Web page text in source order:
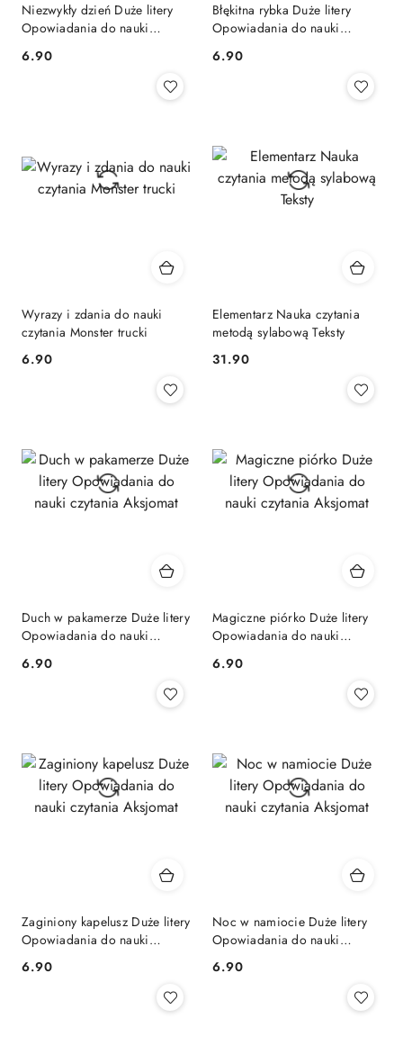
Niezwykły dzień Duże litery
Opowiadania do nauki
Cena:
6.90
Błękitna rybka Duże litery
Opowiadania do nauki
Cena:
6.90
Wyrazy i zdania do nauki
czytania Monster trucki
Cena:
6.90
Elementarz Nauka czytania
metodą sylabową Teksty
Cena:
31.90
Duch w pakamerze Duże litery
Opowiadania do nauki
Cena:
6.90
Magiczne piórko Duże litery
Opowiadania do nauki
Cena:
6.90
Zaginiony kapelusz Duże litery
Opowiadania do nauki
Cena:
6.90
Noc w namiocie Duże litery
Opowiadania do nauki
Cena:
6.90